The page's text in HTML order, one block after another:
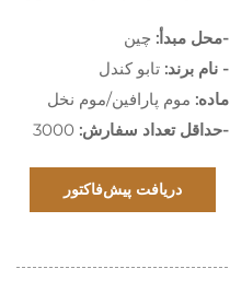
-محل مبدأ: چین
- نام برند: تابو کندل
ماده: موم پارافین/موم نخل
-حداقل تعداد سفارش: 3000
دریافت پیش‌فاکتور